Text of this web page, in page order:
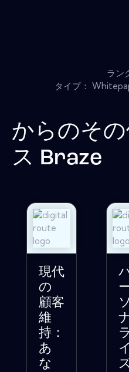
ラン
タイプ：
からのそ
ス Braze
現代
の
顧客
維
持：
あ
な
ソ
ラ
イ